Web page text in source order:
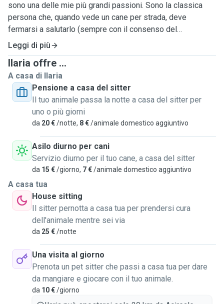
sono una delle mie più grandi passioni. Sono la classica
persona che, quando vede un cane per strada, deve
fermarsi a salutarlo (sempre con il consenso del
proprietario!) per fare qualche coccola.
Nella mia vita ho avuto 3 cani di taglia grande e sin da
piccola ho aiutato i miei genitori a prendermi cura di loro.
Ho anche già avuto un’esperienza come petsitter, che mi ha
confermato quanto mi piaccia prendermi cura degli animali
e farli sentire a loro agio anche quando i loro proprietari
sono via.
Durante il soggiornomando sempre foto
proprietari, così possono stare tranquilli e vedere come sta
il loro cane.
Per chi fosse interessato al
una casa molto spaziosa congiardinoe 2aree recintate
separate, dove i cani possono muoversi liberamente e
sentirsi come a casa.
Gli animali non rimangono semplicemente fuori: possono
stare anche in casae ricevere attenzioni, coccole e
momenti di gioco. Cerco sempre di farli sentire il più
possibile a loro agio e come parte della famiglia durante il
soggiorno.
Leggi di più
Ilaria offre ...
A casa di Ilaria
Pensione a casa del sitter
Il tuo animale passa la notte a casa del sitter per
uno o più giorni
da 20 €/notte, 8 €/animale domestico aggiuntivo
Asilo diurno per cani
Servizio diurno per il tuo cane, a casa del sitter
da 15 €/giorno, 7 €/animale domestico aggiuntivo
A casa tua
House sitting
Il sitter pernotta a casa tua per prendersi cura
dell'animale mentre sei via
da 25 €/notte
Una visita al giorno
Prenota un pet sitter che passi a casa tua per dare
da mangiare e giocare con il tuo animale.
da 10 €/giorno